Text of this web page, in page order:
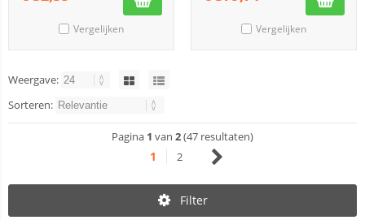
Vergelijken Vergelijken
Weergave:
Sorteren:
Pagina 1 van 2(47 resultaten)
1 2
Filter